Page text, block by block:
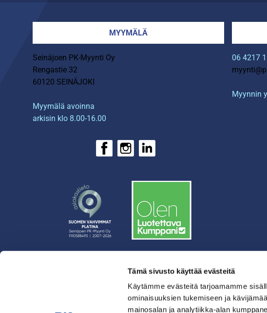
Tämä sivusto käyttää evästeitä
Käytämme evästeitä tarjoamamme
ominaisuuksien tukemiseen ja
mainosalan ja analytiikka-alan
MYYMÄLÄ
Seinäjoen PK-Myynti Oy
Rengastie 32
60120 SEINÄJOKI
Myymälä avoinna
arkisin klo 8.00-16.00
06 4217
Myynnin
› Yritys